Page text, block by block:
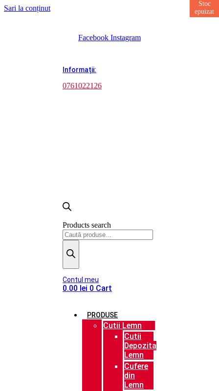
Sari la conținut
Facebook Instagram
Informații:
0761022126
Products search
Contul meu
0.00 lei 0 Cart
PRODUSE
Cutii Lemn
Cutii
Depozitare
Lemn
Cufere
din
Lemn
Stoc
epuizat
Stoc
epuizat
Stoc
epuizat
Stoc
epuizat